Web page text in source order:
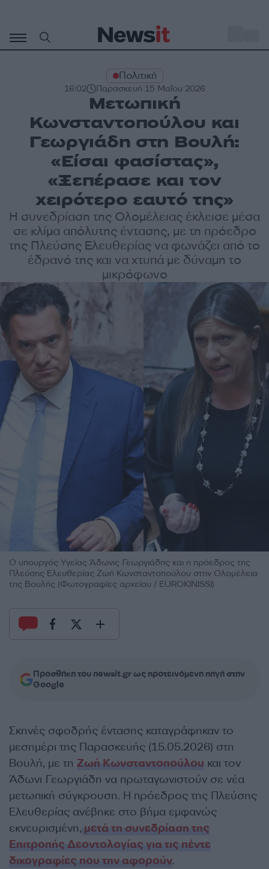
περιεχόμενο
Πολιτική
16:02 Παρασκευή 15 Μαΐου 2026
Μετωπική
Κωνσταντοπούλου και
Γεωργιάδη στη Βουλή:
«Είσαι φασίστας»,
«Ξεπέρασε και τον
χειρότερο εαυτό της»
Η συνεδρίαση της Ολομέλειας έκλεισε μέσα
σε κλίμα απόλυτης έντασης, με τη πρόεδρο
της Πλεύσης Ελευθερίας να φωνάζει από το
έδρανό της και να χτυπά με δύναμη το
μικρόφωνο
Ο υπουργός Υγείας Άδωνις Γεωργιάδης και η πρόεδρος της
Πλεύσης Ελευθερίας Ζωή Κωνσταντοπούλου στην Ολομέλεια
της Βουλής (Φωτογραφίες αρχείου / EUROKINISSI)
Προσθήκη του newsit.gr ως προτεινόμενη πηγή στην
Google
Σκηνές σφοδρής έντασης καταγράφηκαν το
μεσημέρι της Παρασκευής (15.05.2026) στη
Βουλή, με τη Ζωή Κωνσταντοπούλου και τον
Άδωνι Γεωργιάδη να πρωταγωνιστούν σε νέα
μετωπική σύγκρουση. Η πρόεδρος της Πλεύσης
Ελευθερίας ανέβηκε στο βήμα εμφανώς
εκνευρισμένη, μετά τη συνεδρίαση της
Επιτροπής Δεοντολογίας για τις πέντε
δικογραφίες που την αφορούν.